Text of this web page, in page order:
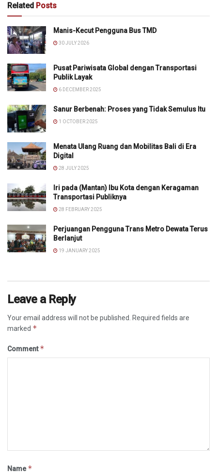
Related Posts
Manis-Kecut Pengguna Bus TMD
30 JULY 2026
Pusat Pariwisata Global dengan Transportasi
Publik Layak
6 DECEMBER 2025
Sanur Berbenah: Proses yang Tidak Semulus Itu
1 OCTOBER 2025
Menata Ulang Ruang dan Mobilitas Bali di Era
Digital
28 JULY 2025
Iri pada (Mantan) Ibu Kota dengan Keragaman
Transportasi Publiknya
28 FEBRUARY 2025
Perjuangan Pengguna Trans Metro Dewata Terus
Berlanjut
19 JANUARY 2025
Leave a Reply
Your email address will not be published. Required fields are
marked *
Comment*
Name*